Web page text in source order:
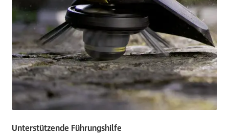
Unterstützende Führungshilfe